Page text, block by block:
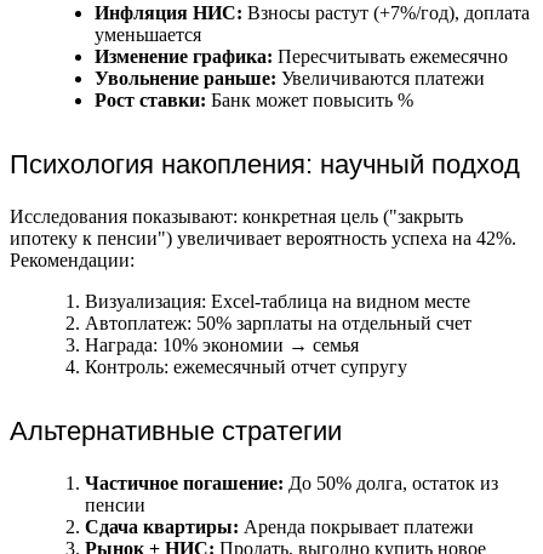
Инфляция НИС: Взносы растут (+7%/год), доплата
уменьшается
Изменение графика: Пересчитывать ежемесячно
Увольнение раньше: Увеличиваются платежи
Рост ставки: Банк может повысить %
Психология накопления: научный подход
Исследования показывают: конкретная цель ("закрыть
ипотеку к пенсии") увеличивает вероятность успеха на 42%.
Рекомендации:
Визуализация: Excel-таблица на видном месте
Автоплатеж: 50% зарплаты на отдельный счет
Награда: 10% экономии → семья
Контроль: ежемесячный отчет супругу
Альтернативные стратегии
Частичное погашение: До 50% долга, остаток из
пенсии
Сдача квартиры: Аренда покрывает платежи
Рынок + НИС: Продать, выгодно купить новое